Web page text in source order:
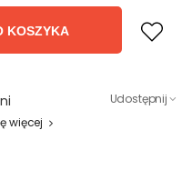
KOSZYKA
więcej
Udostępnij